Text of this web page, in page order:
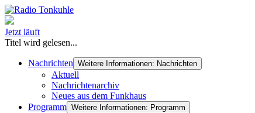
Jetzt läuft
Titel wird gelesen...
Nachrichten Weitere Informationen: Nachrichten
Aktuell
Nachrichtenarchiv
Neues aus dem Funkhaus
Programm Weitere Informationen: Programm